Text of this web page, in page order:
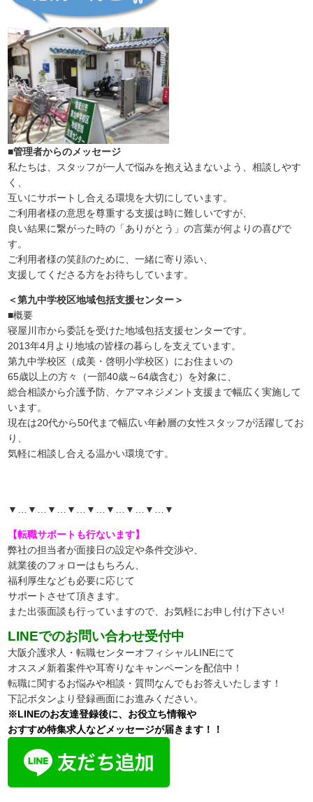
■管理者からのメッセージ
私たちは、スタッフが一人で悩みを抱え込まないよう、相談しやす
く、
互いにサポートし合える環境を大切にしています。
ご利用者様の意思を尊重する支援は時に難しいですが、
良い結果に繋がった時の「ありがとう」の言葉が何よりの喜びで
す。
ご利用者様の笑顔のために、一緒に寄り添い、
支援してくださる方をお待ちしています。
＜第九中学校区地域包括支援センター＞
■概要
寝屋川市から委託を受けた地域包括支援センターです。
2013年4月より地域の皆様の暮らしを支えています。
第九中学校区（成美・啓明小学校区）にお住まいの
65歳以上の方々（一部40歳～64歳含む）を対象に、
総合相談から介護予防、ケアマネジメント支援まで幅広く実施して
います。
現在は20代から50代まで幅広い年齢層の女性スタッフが活躍してお
り、
気軽に相談し合える温かい環境です。
▼…▼…▼…▼…▼…▼…▼…▼…▼
【転職サポートも行ないます】
弊社の担当者が面接日の設定や条件交渉や、
就業後のフォローはもちろん、
福利厚生なども必要に応じて
サポートさせて頂きます。
また出張面談も行っていますので、 お気軽にお申し付け下さい!
LINEでのお問い合わせ受付中
大阪介護求人・転職センターオフィシャルLINEにて
オススメ新着案件や耳寄りなキャンペーンを配信中！
転職に関するお悩みや相談・質問なんでもお答えいたします！
下記ボタンより登録画面にお進みください。
※LINEのお友達登録後に、お役立ち情報や
おすすめ特集求人などメッセージが届きます！！